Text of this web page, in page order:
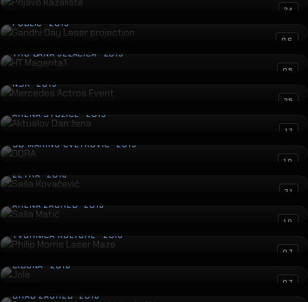
24
Gandhi Day Laser projection
PUBLIC · 2019
06
HT Magenta1
TRG BANA JELAČIĆA · 2019
05
Mercedes Actros Event
NSK · 2019
25
Aktualov Dan žena
ARENA STOŽICE · 2019
17
DORA
SD MARINO CVETKOVIĆ · 2019
10
Saša Kovačević
ZETRA · 2018
21
Saša Matić
ARENA ZAGREB · 2018
10
Philip Morris Laser Maze
TVORNICA KULTURE · 2018
07
Jole
CIBONA · 2018
07
Osvjetljenje Veleposlanstva Indije
GRAD ZAGREB · 2018